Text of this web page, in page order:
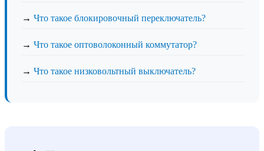
→ Что такое блокировочный переключатель?
→ Что такое оптоволоконный коммутатор?
→ Что такое низковольтный выключатель?